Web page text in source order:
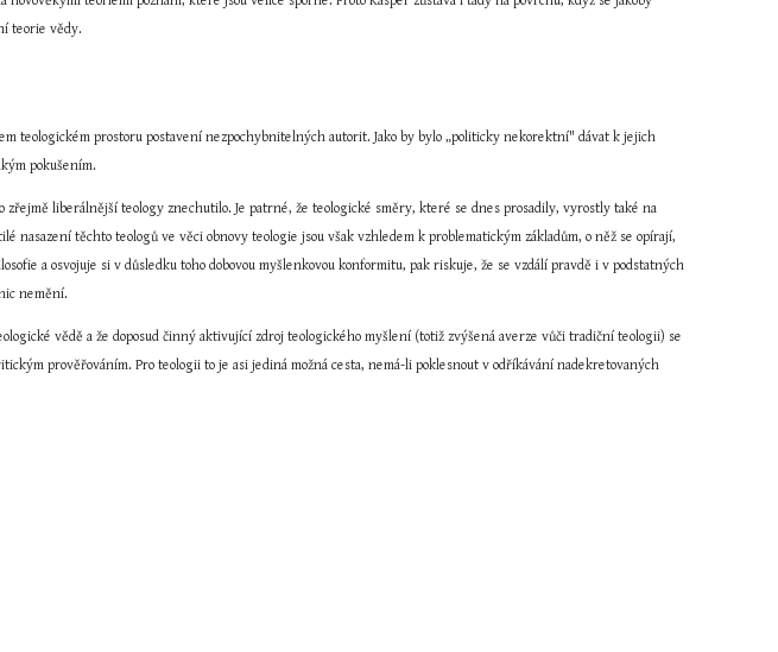
teorie vědy.
teologickém prostoru postavení nezpochybnitelných autorit. Jako by bylo „politicky nekorektní" dávat k jejich
pokušením.
zřejmě liberálnější teology znechutilo. Je patrné, že teologické směry, které se dnes prosadily, vyrostly také na
těchto teologů ve věci obnovy teologie jsou však vzhledem k problematickým základům, o něž se opírají,
a osvojuje si v důsledku toho dobovou myšlenkovou konformitu, pak riskuje, že se vzdálí pravdě i v podstatných
nemění.
vědě a že doposud činný aktivující zdroj teologického myšlení (totiž zvýšená averze vůči tradiční teologii) se
prověřováním. Pro teologii to je asi jediná možná cesta, nemá-li poklesnout v odříkávání nadekretovaných